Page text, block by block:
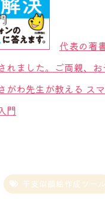
代表の著
れました。ご両親、
がわ先生が教える ス
門
干支似顔絵作成ツール